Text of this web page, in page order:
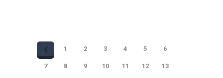
1 2 3 4 5 6
7 8 9 10 11 12 13